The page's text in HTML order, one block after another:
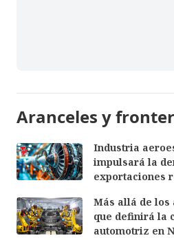
Aranceles y
Industria
impulsará la
exportaciones
Más allá de
que definirá la
automotriz en